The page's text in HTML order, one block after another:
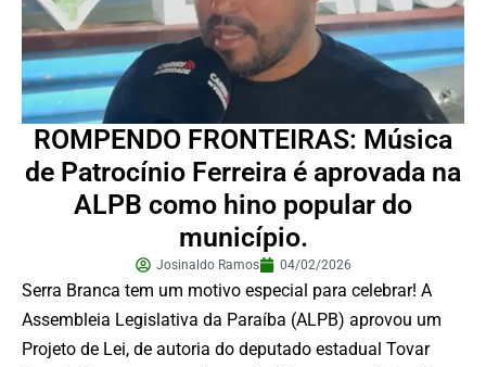
ROMPENDO FRONTEIRAS: Música
de Patrocínio Ferreira é aprovada na
ALPB como hino popular do
município.
Josinaldo Ramos 04/02/2026
Serra Branca tem um motivo especial para celebrar! A
Assembleia Legislativa da Paraíba (ALPB) aprovou um
Projeto de Lei, de autoria do deputado estadual Tovar